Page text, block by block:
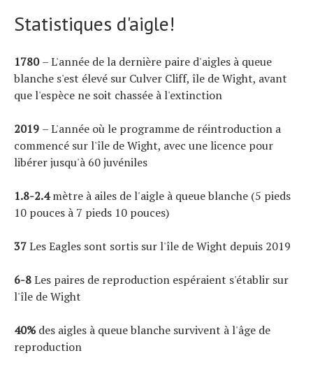
Statistiques d'aigle!
1780– L'année de la dernière paire d'aigles à queue
blanche s'est élevé sur Culver Cliff, île de Wight, avant
que l'espèce ne soit chassée à l'extinction
2019 – L'année où le programme de réintroduction a
commencé sur l'île de Wight, avec une licence pour
libérer jusqu'à 60 juvéniles
1.8-2.4mètre à ailes de l'aigle à queue blanche (5 pieds
10 pouces à 7 pieds 10 pouces)
37Les Eagles sont sortis sur l'île de Wight depuis 2019
6-8Les paires de reproduction espéraient s'établir sur
l'île de Wight
40%des aigles à queue blanche survivent à l'âge de
reproduction